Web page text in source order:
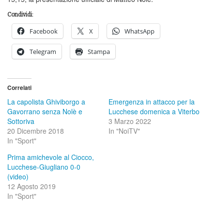
Condividi:
Facebook X WhatsApp
Telegram Stampa
Correlati
La capolista Ghiviborgo a
Gavorrano senza Nolè e
Sottoriva
20 Dicembre 2018
In "Sport"
Emergenza in attacco per la
Lucchese domenica a Viterbo
3 Marzo 2022
In "NoiTV"
Prima amichevole al Ciocco,
Lucchese-Giugliano 0-0
(video)
12 Agosto 2019
In "Sport"